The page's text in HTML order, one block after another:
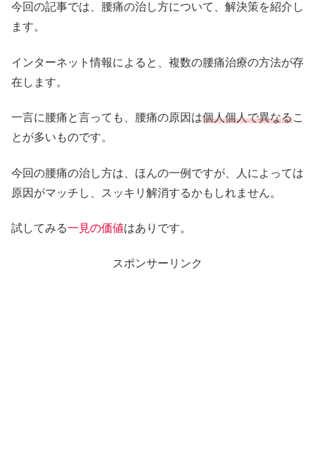
今回の記事では、腰痛の治し方について、解決策を紹介し
ます。
インターネット情報によると、複数の腰痛治療の方法が存
在します。
一言に腰痛と言っても、腰痛の原因は個人個人で異なるこ
とが多いものです。
今回の腰痛の治し方は、ほんの一例ですが、人によっては
原因がマッチし、スッキリ解消するかもしれません。
試してみる一見の価値はありです。
スポンサーリンク